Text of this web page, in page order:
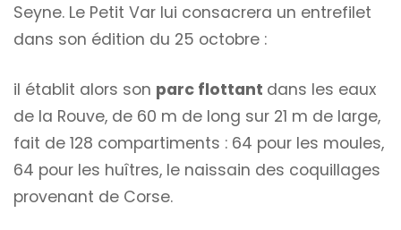
Seyne. Le Petit Var lui consacrera un entrefilet
dans son édition du 25 octobre :
il établit alors son parc flottant dans les eaux
de la Rouve, de 60 m de long sur 21 m de large,
fait de 128 compartiments : 64 pour les moules,
64 pour les huîtres, le naissain des coquillages
provenant de Corse.